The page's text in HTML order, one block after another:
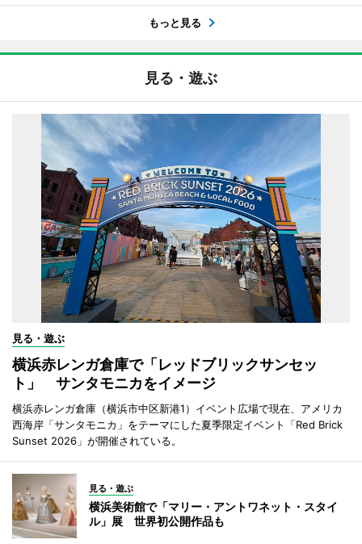
もっと見る
見る・遊ぶ
見る・遊ぶ
横浜赤レンガ倉庫で「レッドブリックサンセッ
ト」 サンタモニカをイメージ
横浜赤レンガ倉庫（横浜市中区新港1）イベント広場で現在、アメリカ
西海岸「サンタモニカ」をテーマにした夏季限定イベント「Red Brick
Sunset 2026」が開催されている。
見る・遊ぶ
横浜美術館で「マリー・アントワネット・スタイ
ル」展 世界初公開作品も